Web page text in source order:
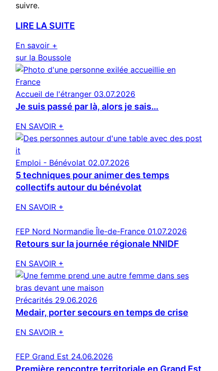
suivre.
LIRE LA SUITE
En savoir +
sur la Boussole
Accueil de l'étranger 03.07.2026
Je suis passé par là, alors je sais…
EN SAVOIR +
Emploi - Bénévolat 02.07.2026
5 techniques pour animer des temps
collectifs autour du bénévolat
EN SAVOIR +
FEP Nord Normandie Île-de-France 01.07.2026
Retours sur la journée régionale NNIDF
EN SAVOIR +
Précarités 29.06.2026
Medair, porter secours en temps de crise
EN SAVOIR +
FEP Grand Est 24.06.2026
Première rencontre territoriale en Grand Est